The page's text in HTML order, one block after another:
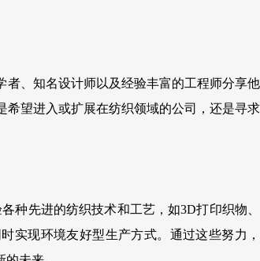
者、知名设计师以及经验丰富的工程师分享他
望进入或扩展在纺织领域的公司，还是寻求
种先进的纺织技术和工艺，如3D打印织物、
实现环境友好型生产方式。通过这些努力，